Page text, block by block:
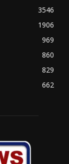
3546
1906
969
860
829
662